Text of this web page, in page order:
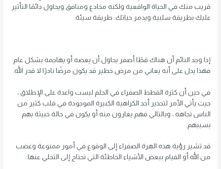
قريب منك في الحياة الواقعية ولكنه مخادع ومنافق ويحاول دائمًا التأثير
عليك بطريقة سلبية ويدمر حياتك. طريقة سيئة.
إذا وجد النائم أن هناك قطًا أصفر يحاول أن يعضه أو يهاجمه بشكل عام
فهذا يدل على أنه يعاني من مرض خطير قد يكون مرضًا نادرًا لا قدر الله.
في حين أن كثرة القطط الصفراء في الحلم ليست واعدة على الإطلاق ،
حيث يأتي الأمر لتحذير أحد الكراهية الكبيرة الموجودة في قلب كثير من
الناس تجاهه ، وبالتالي فهم يغارون منه أو يكون في حالة خبيثة يهم
بسببهم.
قد تشير رؤية هذه الهرة الصفراء إلى الوقوع في أمور ممنوعة وغضب
من الله أو القيام ببعض الأشياء الخاطئة التي تحتاج إلى التخلي عنها.